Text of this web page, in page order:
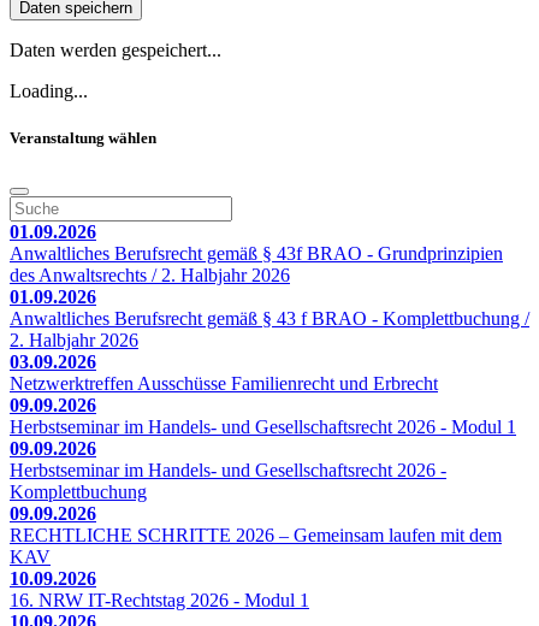
Daten speichern
Daten werden gespeichert...
Loading...
Veranstaltung wählen
01.09.2026
Anwaltliches Berufsrecht gemäß § 43f BRAO - Grundprinzipien
des Anwaltsrechts / 2. Halbjahr 2026
01.09.2026
Anwaltliches Berufsrecht gemäß § 43 f BRAO - Komplettbuchung /
2. Halbjahr 2026
03.09.2026
Netzwerktreffen Ausschüsse Familienrecht und Erbrecht
09.09.2026
Herbstseminar im Handels- und Gesellschaftsrecht 2026 - Modul 1
09.09.2026
Herbstseminar im Handels- und Gesellschaftsrecht 2026 -
Komplettbuchung
09.09.2026
RECHTLICHE SCHRITTE 2026 – Gemeinsam laufen mit dem
KAV
10.09.2026
16. NRW IT-Rechtstag 2026 - Modul 1
10.09.2026